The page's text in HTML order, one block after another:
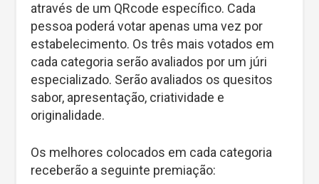
através de um QRcode específico. Cada
pessoa poderá votar apenas uma vez por
estabelecimento. Os três mais votados em
cada categoria serão avaliados por um júri
especializado. Serão avaliados os quesitos
sabor, apresentação, criatividade e
originalidade.
Os melhores colocados em cada categoria
receberão a seguinte premiação: